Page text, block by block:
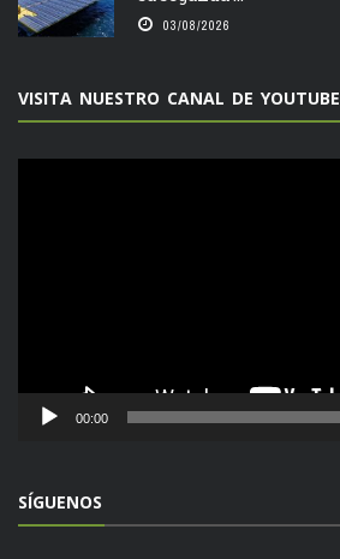
03/08/2026
VISITA NUESTRO CANAL DE YOUTUBE
00:00
SÍGUENOS